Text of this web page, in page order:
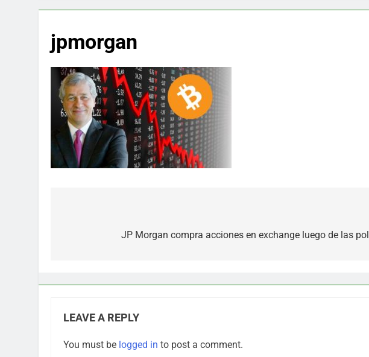
jpmorgan
navigationJP Morgan compra acciones en exchange luego de las
LEAVE A REPLY
You must be logged in to post a comment.